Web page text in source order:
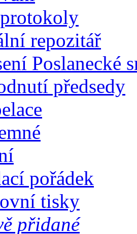
repozitář
Poslanecké
předsedy
pořádek
tisky
přidané